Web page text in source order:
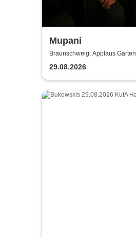
Mupani
Braunschweig, Applaus Garten
29.08.2026